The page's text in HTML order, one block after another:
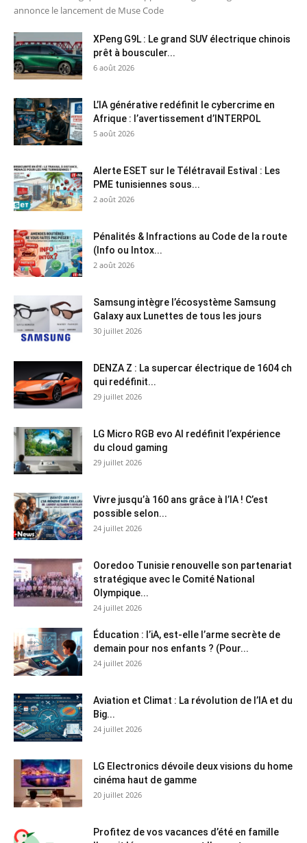
annonce le lancement de Muse Code
XPeng G9L : Le grand SUV électrique chinois
prêt à bousculer...
6 août 2026
L’IA générative redéfinit le cybercrime en
Afrique : l’avertissement d’INTERPOL
5 août 2026
Alerte ESET sur le Télétravail Estival : Les
PME tunisiennes sous...
2 août 2026
Pénalités & Infractions au Code de la route
(Info ou Intox...
2 août 2026
Samsung intègre l’écosystème Samsung
Galaxy aux Lunettes de tous les jours
30 juillet 2026
DENZA Z : La supercar électrique de 1604 ch
qui redéfinit...
29 juillet 2026
LG Micro RGB evo AI redéfinit l’expérience
du cloud gaming
29 juillet 2026
Vivre jusqu’à 160 ans grâce à l’IA ! C’est
possible selon...
24 juillet 2026
Ooredoo Tunisie renouvelle son partenariat
stratégique avec le Comité National
Olympique...
24 juillet 2026
Éducation : l’iA, est-elle l’arme secrète de
demain pour nos enfants ? (Pour...
24 juillet 2026
Aviation et Climat : La révolution de l’IA et du
Big...
24 juillet 2026
LG Electronics dévoile deux visions du home
cinéma haut de gamme
20 juillet 2026
Profitez de vos vacances d’été en famille